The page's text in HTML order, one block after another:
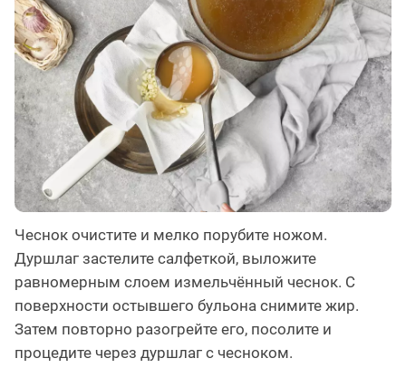
Чеснок очистите и мелко порубите ножом.
Дуршлаг застелите салфеткой, выложите
равномерным слоем измельчённый чеснок. С
поверхности остывшего бульона снимите жир.
Затем повторно разогрейте его, посолите и
процедите через дуршлаг с чесноком.